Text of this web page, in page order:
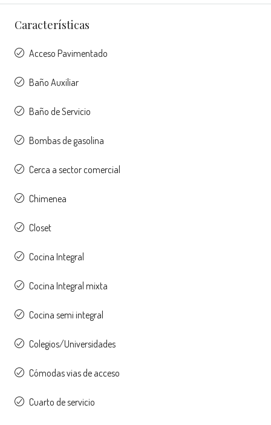
Características
Acceso Pavimentado
Baño Auxiliar
Baño de Servicio
Bombas de gasolina
Cerca a sector comercial
Chimenea
Closet
Cocina Integral
Cocina Integral mixta
Cocina semi integral
Colegios/Universidades
Cómodas vias de acceso
Cuarto de servicio